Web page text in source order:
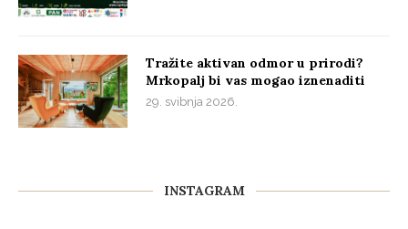
Tražite aktivan odmor u prirodi?
Mrkopalj bi vas mogao iznenaditi
29. svibnja 2026.
INSTAGRAM